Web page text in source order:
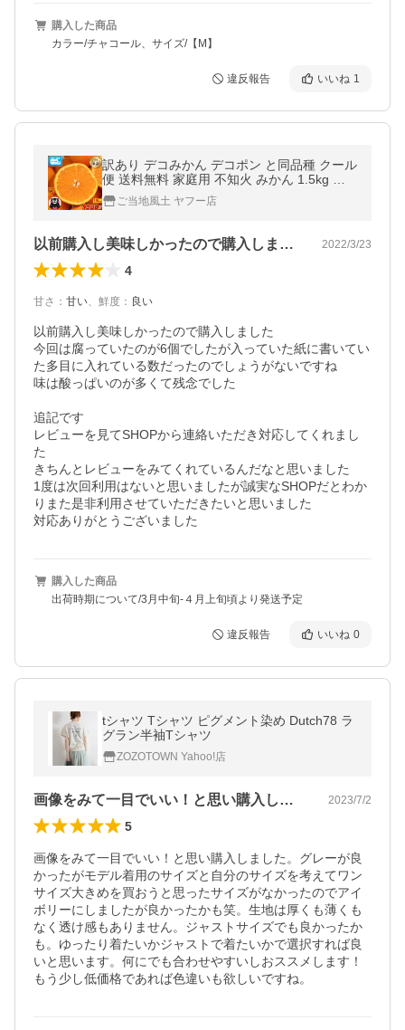
購入した商品
カラー/チャコール、サイズ/【M】
違反報告 いいね 1
訳あり デコみかん デコポン と同品種 クール
便 送料無料 家庭用 不知火 みかん 1.5kg 熊
本県産 柑橘 爆買 1-5営業日以内に発送(土日
祝除く)
ご当地風土 ヤフー店
以前購入し美味しかったので購入しました… 2022/3/23
4
甘さ ： 甘い、 鮮度 ： 良い
以前購入し美味しかったので購入しました
今回は腐っていたのが6個でしたが入っていた紙に書いてい
た多目に入れている数だったのでしょうがないですね
味は酸っぱいのが多くて残念でした
追記です
レビューを見てSHOPから連絡いただき対応してくれまし
た
きちんとレビューをみてくれているんだなと思いました
1度は次回利用はないと思いましたが誠実なSHOPだとわか
りまた是非利用させていただきたいと思いました
対応ありがとうございました
購入した商品
出荷時期について/3月中旬-４月上旬頃より発送予定
違反報告 いいね 0
tシャツ Tシャツ ピグメント染め Dutch78 ラ
グラン半袖Tシャツ
ZOZOTOWN Yahoo!店
画像をみて一目でいい！と思い購入しまし… 2023/7/2
5
画像をみて一目でいい！と思い購入しました。グレーが良
かったがモデル着用のサイズと自分のサイズを考えてワン
サイズ大きめを買おうと思ったサイズがなかったのでアイ
ボリーにしましたが良かったかも笑。生地は厚くも薄くも
なく透け感もありません。ジャストサイズでも良かったか
も。ゆったり着たいかジャストで着たいかで選択すれば良
いと思います。何にでも合わせやすいしおススメします！
もう少し低価格であれば色違いも欲しいですね。